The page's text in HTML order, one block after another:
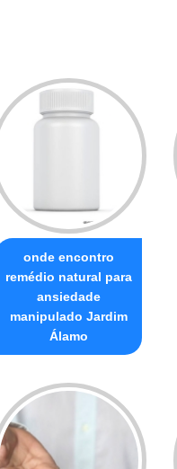
onde encontro
remédio natural para
ansiedade
manipulado Jardim
Álamo